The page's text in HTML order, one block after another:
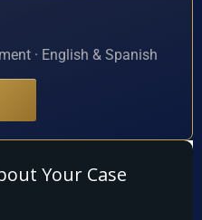
· English & Spanish